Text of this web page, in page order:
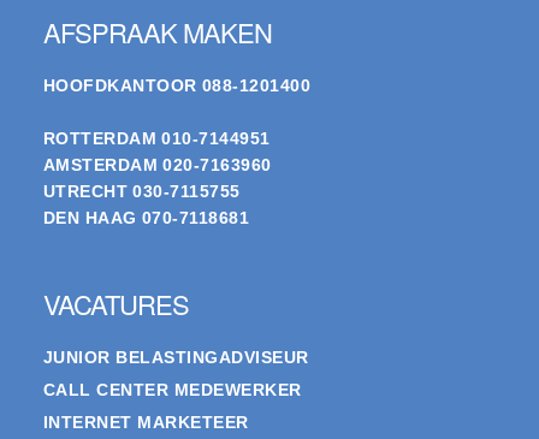
AFSPRAAK MAKEN
HOOFDKANTOOR 088-1201400
ROTTERDAM 010-7144951
AMSTERDAM 020-7163960
UTRECHT 030-7115755
DEN HAAG 070-7118681
VACATURES
JUNIOR BELASTINGADVISEUR
CALL CENTER MEDEWERKER
INTERNET MARKETEER